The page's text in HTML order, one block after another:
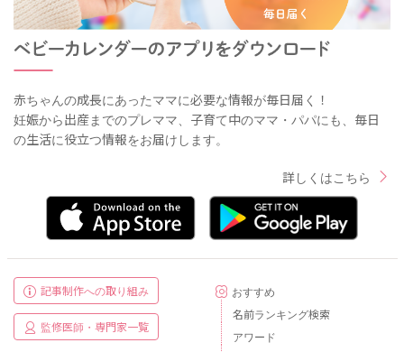
赤ちゃんの成長にあったママに必要な情報が毎日届く！
妊娠から出産までのプレママ、子育て中のママ・パパにも、毎日
の生活に役立つ情報をお届けします。
詳しくはこちら
記事制作への取り組み
監修医師・専門家一覧
おすすめ
名前ランキング検索
アワード